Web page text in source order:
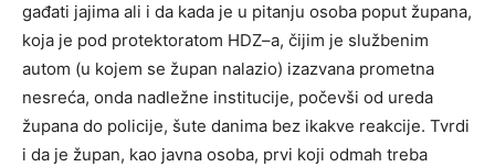
gađati jajima ali i da kada je u pitanju osoba poput župana,
koja je pod protektoratom HDZ–a, čijim je službenim
autom (u kojem se župan nalazio) izazvana prometna
nesreća, onda nadležne institucije, počevši od ureda
župana do policije, šute danima bez ikakve reakcije. Tvrdi
i da je župan, kao javna osoba, prvi koji odmah treba